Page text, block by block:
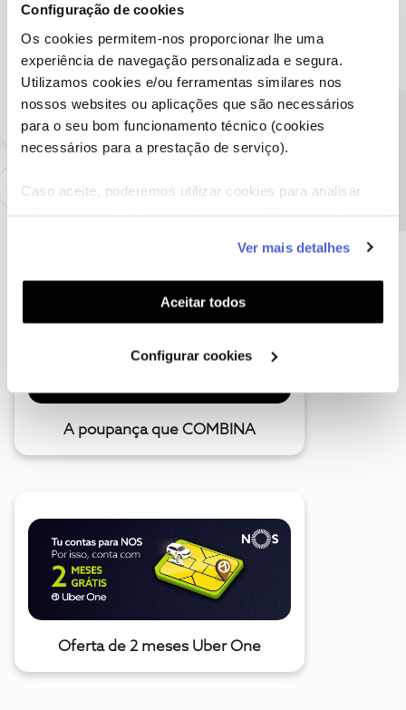
Configuração de cookies
Os cookies permitem-nos proporcionar lhe uma
experiência de navegação personalizada e segura.
Utilizamos cookies e/ou ferramentas similares nos
nossos websites ou aplicações que são necessários
para o seu bom funcionamento técnico (cookies
necessários para a prestação de serviço).
Caso aceite, poderemos utilizar cookies para analisar
funcionalidades (cookies de personalização e
funcionalidade) e adaptar anúncios aos seus interesses
(cookies de publicidade personalizada). Pode gerir a
utilização dos cookies clicando em "Configurar
Ver mais detalhes
Aceitar todos
Configurar cookies
Ajude a comunidade a encontrar informação relevante. Marque
como "Melhor Resposta" e faça "Like" nos melhores comentários.
A poupança que COMBINA
Oferta de 2 meses Uber One